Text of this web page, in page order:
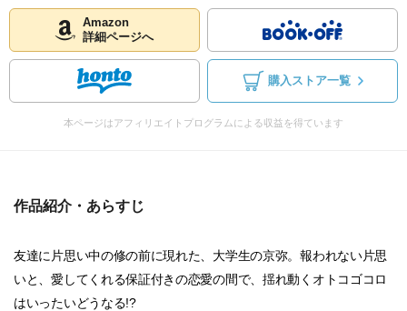
Amazon
詳細ページへ
購入ストア一覧
本ページはアフィリエイトプログラムによる収益を得ています
作品紹介・あらすじ
友達に片思い中の修の前に現れた、大学生の京弥。報われない片思
いと、愛してくれる保証付きの恋愛の間で、揺れ動くオトコゴコロ
はいったいどうなる!?